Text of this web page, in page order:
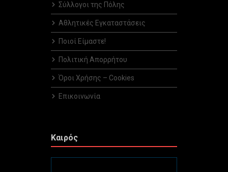
Σύλλογοι της Πόλης
Αθλητικές Εγκαταστάσεις
Ποιοί Είμαστε!
Πολιτική Απορρήτου
Όροι Χρήσης – Cookies
Επικοινωνία
Καιρός